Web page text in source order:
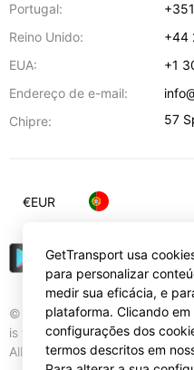
Portugal:
Reino Unido:
+44
EUA:
+1
Endereço de e-mail:
Chipre:
57
© Gettransport International
is trademark of Gettransport
All rights reserved.
€EUR
GetTransport usa
para personalizar
medir sua eficácia, e
plataforma. Clicando
configurações dos
termos descritos em